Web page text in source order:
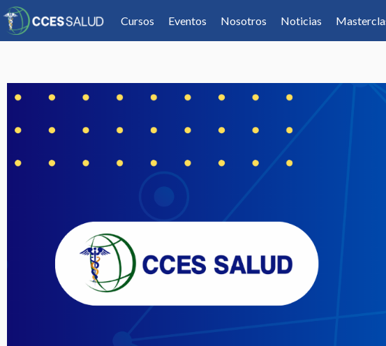
Cursos Eventos Nosotros Noticias